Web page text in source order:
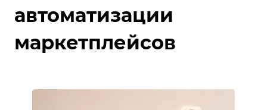
автоматизации
маркетплейсов